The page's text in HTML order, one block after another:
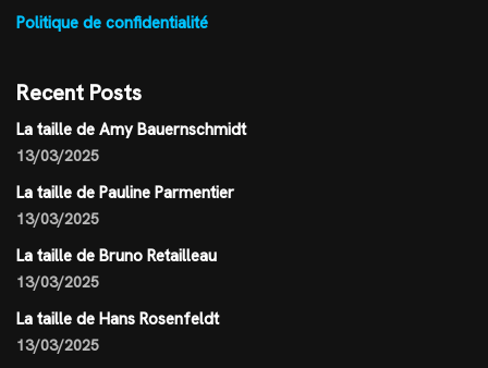
Politique de confidentialité
Recent Posts
La taille de Amy Bauernschmidt
13/03/2025
La taille de Pauline Parmentier
13/03/2025
La taille de Bruno Retailleau
13/03/2025
La taille de Hans Rosenfeldt
13/03/2025